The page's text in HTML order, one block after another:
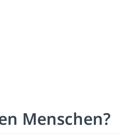
Menschen?